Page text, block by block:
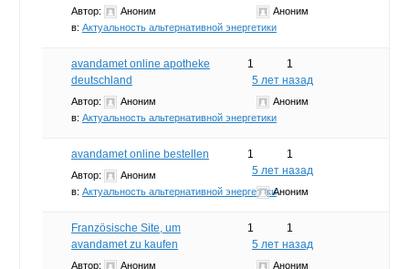
Автор:
Аноним
в: Актуальность альтернативной энергетики
Аноним
avandamet online apotheke
deutschland
Автор:
Аноним
в: Актуальность альтернативной энергетики
1
1
5 лет назад
Аноним
avandamet online bestellen
Автор:
Аноним
в: Актуальность альтернативной энергетики
1
1
5 лет назад
Аноним
Französische Site, um
avandamet zu kaufen
Автор:
Аноним
1
1
5 лет назад
Аноним